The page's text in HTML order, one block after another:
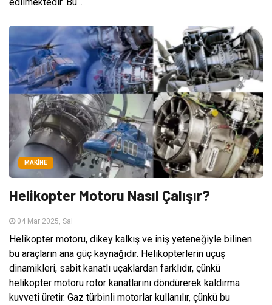
MAKINE
Helikopter Motoru Nasıl Çalışır?
04 Mar 2025, Sal
Helikopter motoru, dikey kalkış ve iniş yeteneğiyle bilinen
bu araçların ana güç kaynağıdır. Helikopterlerin uçuş
dinamikleri, sabit kanatlı uçaklardan farklıdır, çünkü
helikopter motoru rotor kanatlarını döndürerek kaldırma
kuvveti üretir. Gaz türbinli motorlar kullanılır, çünkü bu